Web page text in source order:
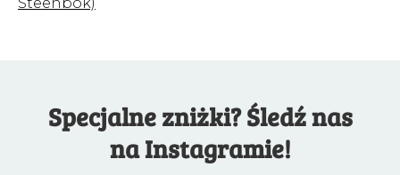
Steenbok)
Specjalne zniżki? Śledź nas
na Instagramie!